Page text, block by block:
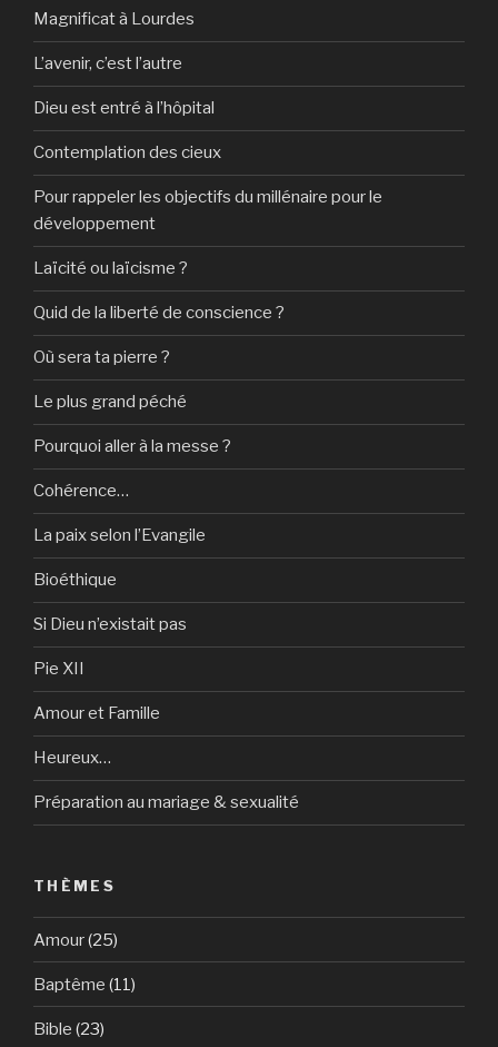
Magnificat à Lourdes
L’avenir, c’est l’autre
Dieu est entré à l’hôpital
Contemplation des cieux
Pour rappeler les objectifs du millénaire pour le
développement
Laïcité ou laïcisme ?
Quid de la liberté de conscience ?
Où sera ta pierre ?
Le plus grand péché
Pourquoi aller à la messe ?
Cohérence…
La paix selon l’Evangile
Bioéthique
Si Dieu n’existait pas
Pie XII
Amour et Famille
Heureux…
Préparation au mariage & sexualité
THÈMES
Amour(25)
Baptême (11)
Bible (23)